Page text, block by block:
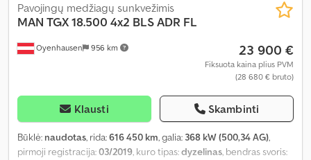
Oyenhausen 956 km
Pavojingų medžiagų sunkvežimis
MAN TGX 18.500 4x2 BLS ADR FL
23 900 €
Fiksuota kaina plius PVM
(28 680 € bruto)
Klausti Skambinti
Būklė: naudotas, rida:616 450 km, galia: 368 kW (500,34 AG),
pirmoji registracija:03/2019, kuro tipas:dyzelinas, bendras svoris: